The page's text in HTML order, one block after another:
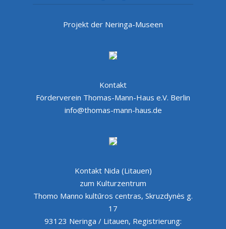
Projekt der Neringa-Museen
Kontakt
Förderverein Thomas-Mann-Haus e.V. Berlin
info@thomas-mann-haus.de
Kontakt Nida (Litauen)
zum Kulturzentrum
Thomo Manno kultūros centras, Skruzdynės g.
17
93123 Neringa / Litauen, Registrierung: